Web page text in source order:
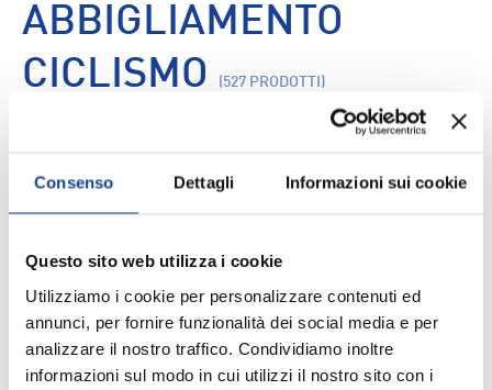
Consenso Dettagli Informazioni sui cookie
Questo sito web utilizza i cookie
Utilizziamo i cookie per personalizzare contenuti ed
annunci, per fornire funzionalità dei social media e per
analizzare il nostro traffico. Condividiamo inoltre
informazioni sul modo in cui utilizzi il nostro sito con i
ABBIGLIAMENTO
CICLISMO
(527 PRODOTTI)